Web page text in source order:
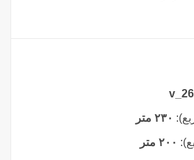
۲۳۰ متر
۲۰۰ متر